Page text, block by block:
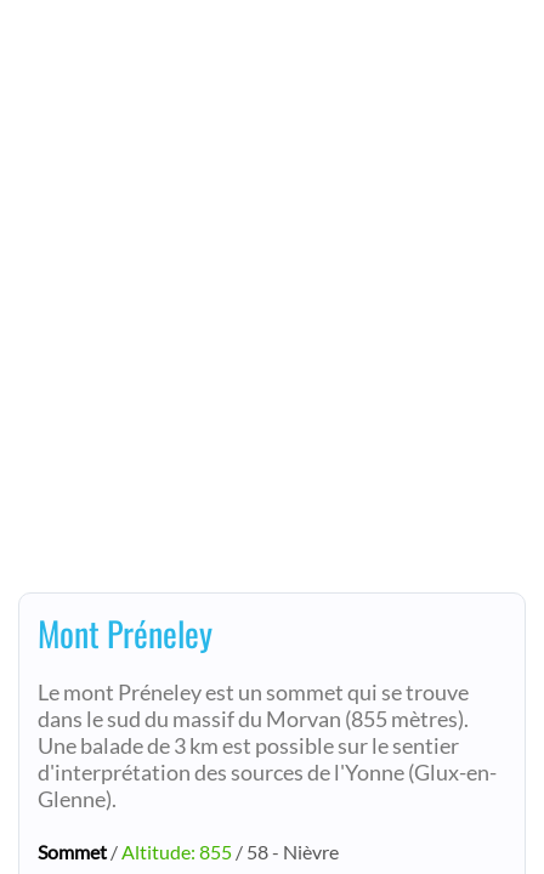
Mont Préneley
Le mont Préneley est un sommet qui se trouve
dans le sud du massif du Morvan (855 mètres).
Une balade de 3 km est possible sur le sentier
d'interprétation des sources de l'Yonne (Glux-en-
Glenne).
Sommet /Altitude: 855 / 58 - Nièvre